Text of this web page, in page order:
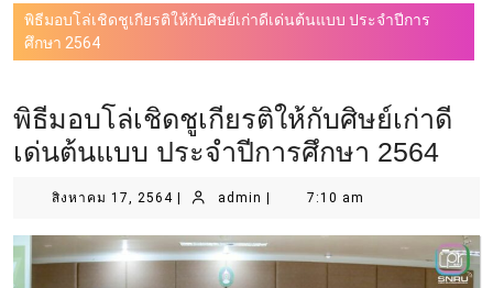
พิธีมอบโล่เชิดชูเกียรติให้กับศิษย์เก่าดีเด่นต้นแบบ ประจำปีการ
ศึกษา 2564
พิธีมอบโล่เชิดชูเกียรติให้กับศิษย์เก่าดี
เด่นต้นแบบ ประจำปีการศึกษา 2564
สิงหาคม 17, 2564 admin 7:10 am